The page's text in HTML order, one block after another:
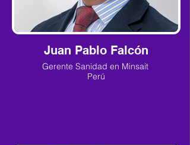
Juan Pablo Falcón
Gerente Sanidad en Minsait
Perú